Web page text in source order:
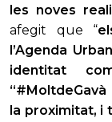
les noves
afegit que “
l’Agenda
identitat
“#MoltdeGavà
la proximitat, i